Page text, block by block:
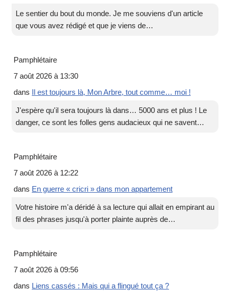
Le sentier du bout du monde. Je me souviens d'un article
que vous avez rédigé et que je viens de…
Pamphlétaire
7 août 2026 à 13:30
dans Il est toujours là, Mon Arbre, tout comme… moi !
J'espère qu'il sera toujours là dans… 5000 ans et plus ! Le
danger, ce sont les folles gens audacieux qui ne savent…
Pamphlétaire
7 août 2026 à 12:22
dans En guerre « cricri » dans mon appartement
Votre histoire m'a déridé à sa lecture qui allait en empirant au
fil des phrases jusqu'à porter plainte auprès de…
Pamphlétaire
7 août 2026 à 09:56
dans Liens cassés : Mais qui a flingué tout ça ?